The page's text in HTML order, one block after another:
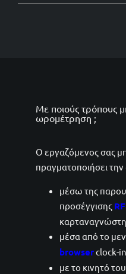
Με ποιούς τρόπους
ωρομέτρηση ;
Ο εργαζόμενος σας
πραγματοποιήσει
μέσω της
προσέγγισης
καρταναγνώστη
μέσα από το
browserclock-
με το κινητό του